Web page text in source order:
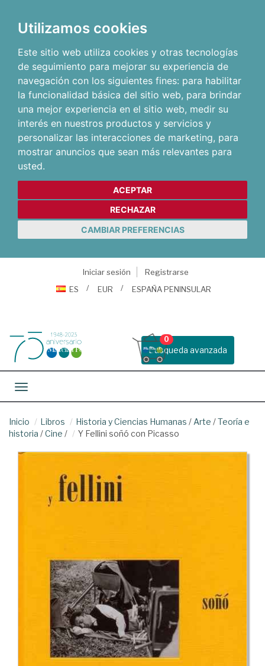
Utilizamos cookies
Este sitio web utiliza cookies y otras tecnologías
de seguimiento para mejorar su experiencia de
navegación con los siguientes fines: para habilitar
la funcionalidad básica del sitio web, para brindar
una mejor experiencia en el sitio web, medir su
interés en nuestros productos y servicios y
personalizar las interacciones de marketing, para
mostrar anuncios que sean más relevantes para
usted.
ACEPTAR
RECHAZAR
CAMBIAR PREFERENCIAS
Iniciar sesión
Registrarse
ES
EUR ESPAÑA PENINSULAR
Busqueda avanzada
0
Toggle navigation
Inicio Libros Historia y Ciencias Humanas / Arte /Teoría e
historia /Cine / Y Fellini soñó con Picasso